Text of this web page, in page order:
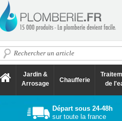
Jardin &
Arrosage
Chaufferie
de
Départ sous 24-48h
sur toute la france